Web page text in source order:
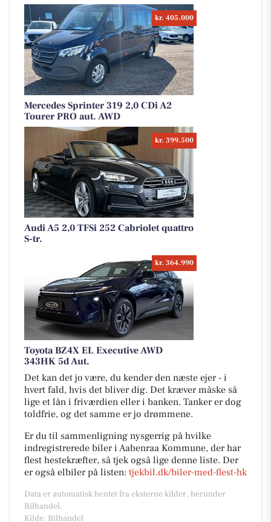
kr. 405.000
Mercedes Sprinter 319 2,0 CDi A2
Tourer PRO aut. AWD
kr. 399.500
Audi A5 2,0 TFSi 252 Cabriolet quattro
S-tr.
kr. 364.990
Toyota BZ4X EL Executive AWD
343HK 5d Aut.
Det kan det jo være, du kender den næste ejer - i
hvert fald, hvis det bliver dig. Det kræver måske så
lige et lån i friværdien eller i banken. Tanker er dog
toldfrie, og det samme er jo drømmene.
Er du til sammenligning nysgerrig på hvilke
indregistrerede biler i Aabenraa Kommune, der har
flest hestekræfter, så tjek også lige denne liste. Der
er også elbiler på listen: tjekbil.dk/biler-med-flest-hk
Data er automatisk hentet fra eksterne kilder, herunder
Bilhandel.
Kilde: Bilhandel